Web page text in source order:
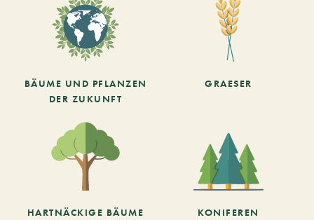
BÄUME UND PFLANZEN
DER ZUKUNFT
GRAESER
HARTNÄCKIGE BÄUME
KONIFEREN